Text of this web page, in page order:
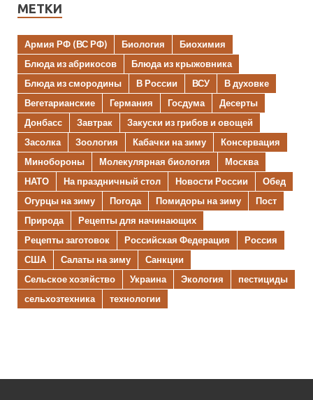
МЕТКИ
Армия РФ (ВС РФ) Биология
Биохимия
Блюда из абрикосов
Блюда из крыжовника
Блюда из смородины
В России ВСУ
В духовке
Вегетарианские
Германия Госдума
Десерты
Донбасс
Завтрак
Закуски из грибов и овощей
Засолка
Зоология Кабачки на зиму
Консервация
Минобороны
Молекулярная биология
Москва
НАТО
На праздничный стол Новости России
Обед
Огурцы на зиму
Погода Помидоры на зиму
Пост
Природа
Рецепты для начинающих
Рецепты заготовок
Российская Федерация
Россия
США
Салаты на зиму
Санкции
Сельское хозяйство
Украина Экология
пестициды
сельхозтехника
технологии